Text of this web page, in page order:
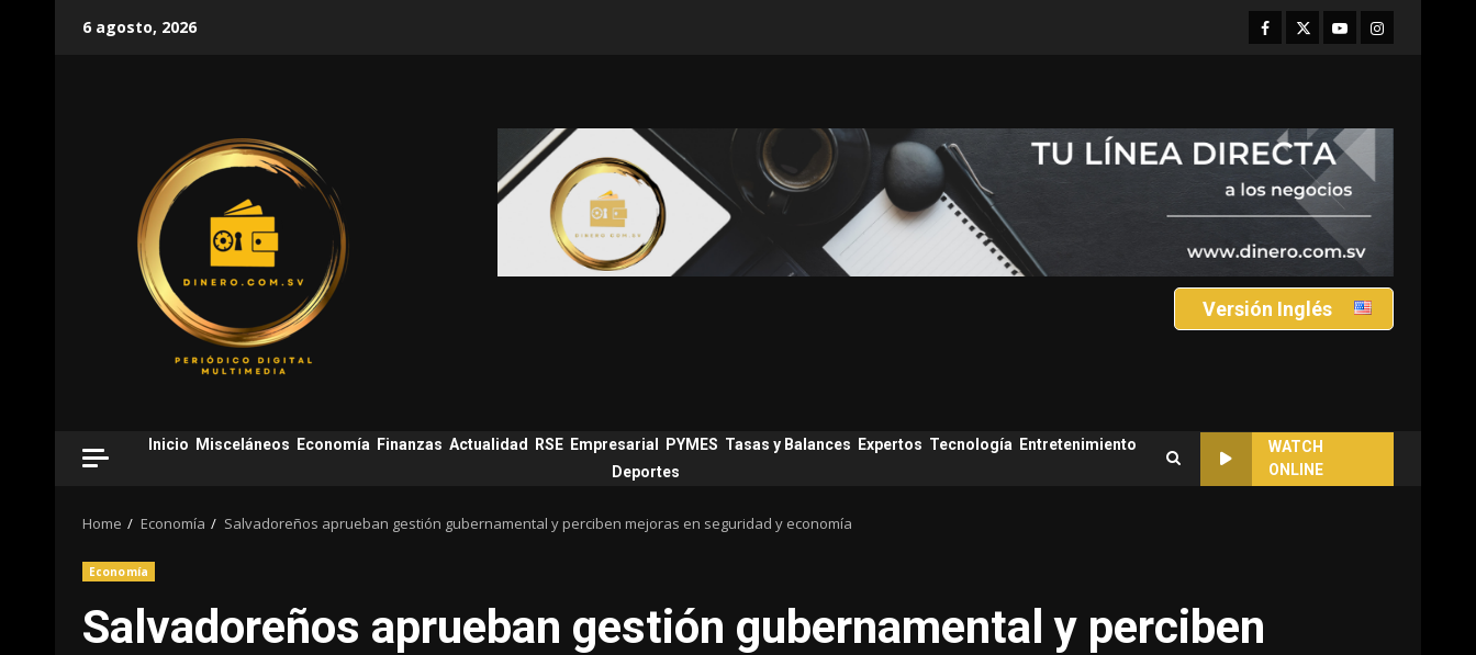
6 agosto, 2026 Facebook
TwitterYoutubeInstagram
Versión Inglés
Inicio Misceláneos Economía Finanzas Actualidad RSE Empresarial PYMES Tasas y Balances Expertos Tecnología
Entretenimiento
Deportes
WATCH
ONLINE
Home Economía Salvadoreños aprueban gestión gubernamental y perciben mejoras en seguridad y economía
Economía
Salvadoreños aprueban gestión gubernamental y perciben